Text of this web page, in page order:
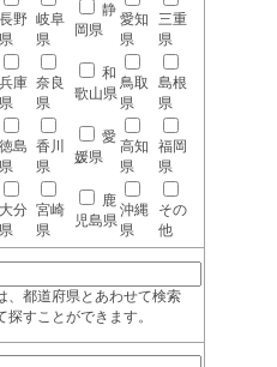
長野
県
岐阜
県
静
岡県
愛知
県
三重
県
兵庫
県
奈良
県
和
歌山県
鳥取
県
島根
県
徳島
県
香川
県
愛
媛県
高知
県
福岡
県
大分
県
宮崎
県
鹿
児島県
沖縄
県
その
他
、都道府県とあわせて検索
すことができます。